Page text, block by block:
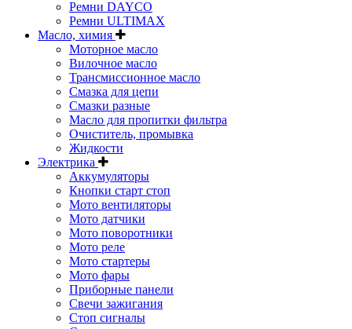
Ремни DAYCO
Ремни ULTIMAX
Масло, химия
Моторное масло
Вилочное масло
Трансмиссионное масло
Смазка для цепи
Смазки разные
Масло для пропитки фильтра
Очиститель, промывка
Жидкости
Электрика
Аккумуляторы
Кнопки старт стоп
Мото вентиляторы
Мото датчики
Мото поворотники
Мото реле
Мото стартеры
Мото фары
Приборные панели
Свечи зажигания
Стоп сигналы